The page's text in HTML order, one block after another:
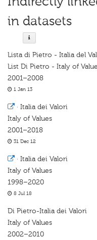
in datasets
Lista di Pietro - Italia del
List Di Pietro - Italy of
2001–2008
1 Jan 13
· Italia dei Valori
Italy of Values
2001–2018
31 Dec 12
· Italia dei Valori
Italy of Values
1998–2020
8 Jul 18
Di Pietro-Italia dei Valori
Italy of Values
2002–2010